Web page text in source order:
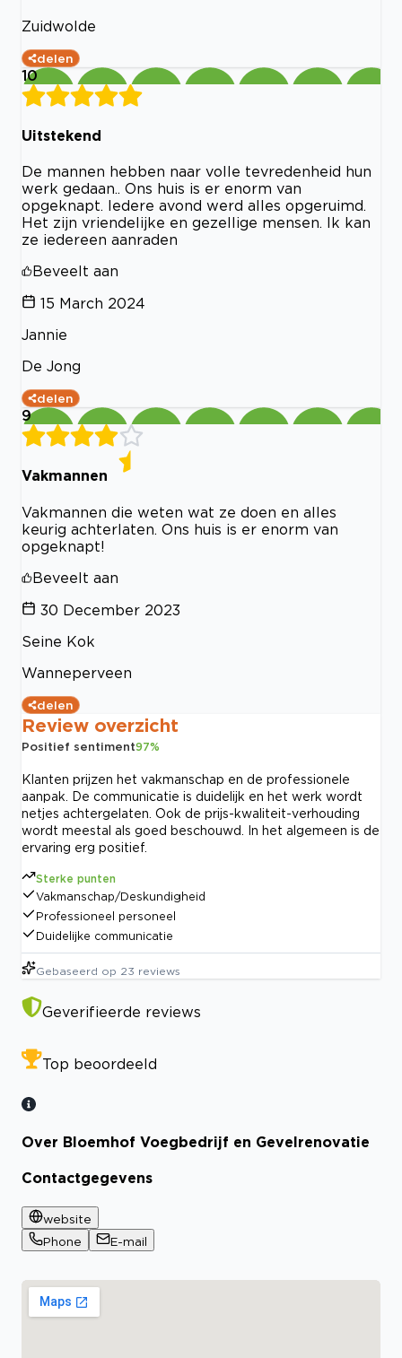
Zuidwolde
delen
10
Uitstekend
De mannen hebben naar volle tevredenheid hun
werk gedaan.. Ons huis is er enorm van
opgeknapt. Iedere avond werd alles opgeruimd.
Het zijn vriendelijke en gezellige mensen. Ik kan
ze iedereen aanraden
Beveelt aan
15 March 2024
Jannie
De Jong
delen
9
Vakmannen
Vakmannen die weten wat ze doen en alles
keurig achterlaten. Ons huis is er enorm van
opgeknapt!
Beveelt aan
30 December 2023
Seine Kok
Wanneperveen
delen
Review overzicht
Positief sentiment97%
Klanten prijzen het vakmanschap en de professionele
aanpak. De communicatie is duidelijk en het werk wordt
netjes achtergelaten. Ook de prijs-kwaliteit-verhouding
wordt meestal als goed beschouwd. In het algemeen is de
ervaring erg positief.
Sterke punten
Vakmanschap/Deskundigheid
Professioneel personeel
Duidelijke communicatie
Gebaseerd op 23 reviews
Geverifieerde reviews
Top beoordeeld
Over Bloemhof Voegbedrijf en Gevelrenovatie
Contactgegevens
website
Phone
E-mail